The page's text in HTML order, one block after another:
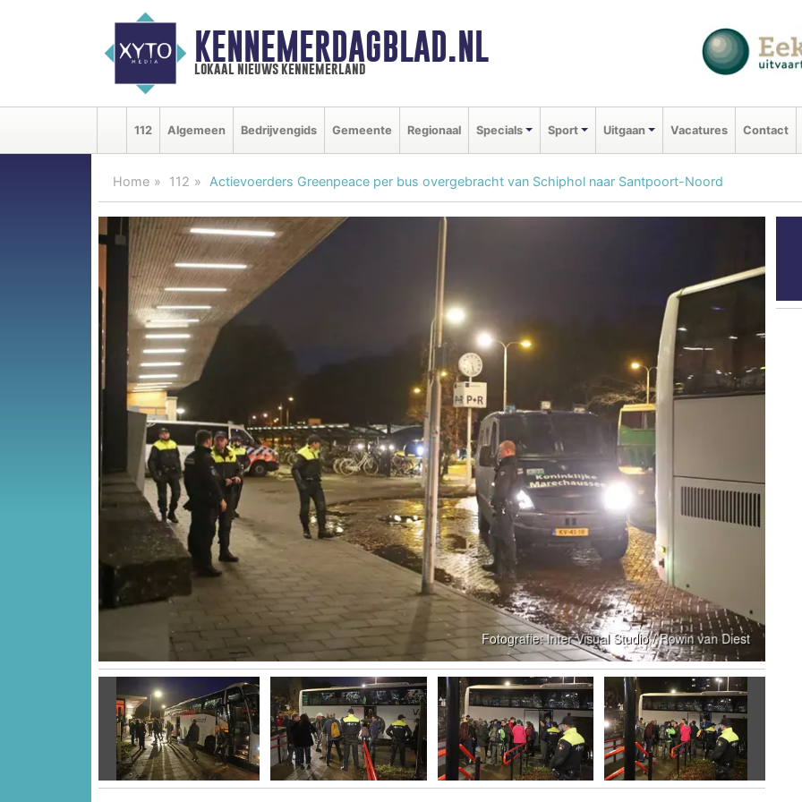
KENNEMERDAGBLAD.NL
lokaal nieuws kennemerland
112 Algemeen Bedrijvengids Gemeente Regionaal Specials Sport Uitgaan Vacatures Contact
Home 112 Actievoerders Greenpeace per bus overgebracht van Schiphol naar Santpoort-Noord
Vorige